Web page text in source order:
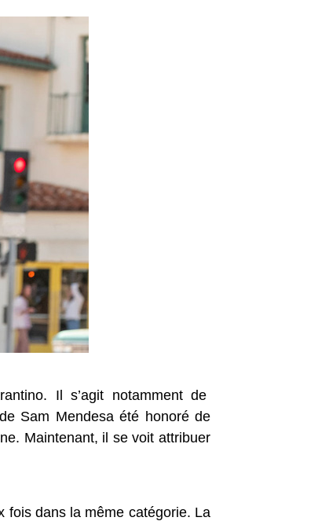
Il s’agit notamment de
Sam Mendesa été honoré de
Maintenant, il se voit attribuer
fois dans la même catégorie. La